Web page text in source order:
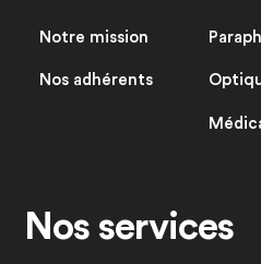
Notre mission
Nos adhérents
Nos services